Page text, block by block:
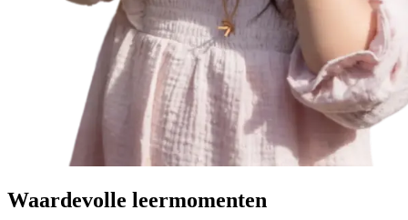
Waardevolle leermomenten